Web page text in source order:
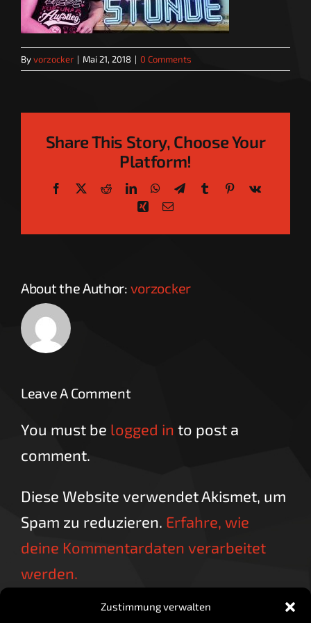
Zustimmung verwalten
Byvorzocker | Mai 21, 2018 | 0 Comments
Share This Story, Choose Your
Platform!
Facebook
X RedditLinkedInWhatsApp
TelegramTumblrPinterest
Vk
Xing Email
About the Author: vorzocker
Leave A Comment
You must be logged in to post a
comment.
Diese Website verwendet Akismet, um
Spam zu reduzieren. Erfahre, wie
deine Kommentardaten verarbeitet
werden.